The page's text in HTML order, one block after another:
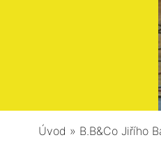
Úvod » B.B&Co Jiřího